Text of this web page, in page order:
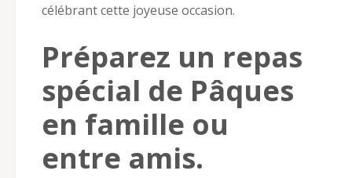
célébrant cette joyeuse occasion.
Préparez un repas
spécial de Pâques
en famille ou
entre amis.